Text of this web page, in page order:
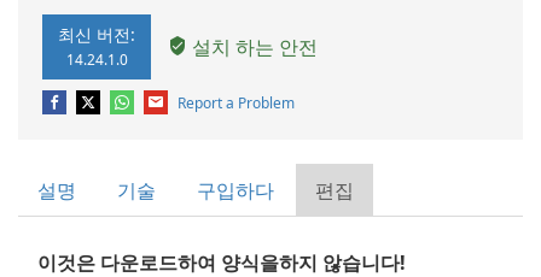
최신 버전:
14.24.1.0 설치 하는 안전
Report a Problem
설명 기술 구입하다 편집
이것은 다운로드하여 양식을하지 않습니다!